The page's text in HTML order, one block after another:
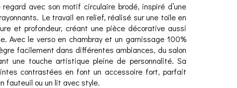
avec son motif circulaire brodé, inspiré d’une
Le travail en relief, réalisé sur une toile en
et profondeur, créant une pièce décorative aussi
Avec le verso en chambray et un garnissage 100%
facilement dans différentes ambiances, du salon
une touche artistique pleine de personnalité. Sa
contrastées en font un accessoire fort, parfait
fauteuil ou un lit avec style.